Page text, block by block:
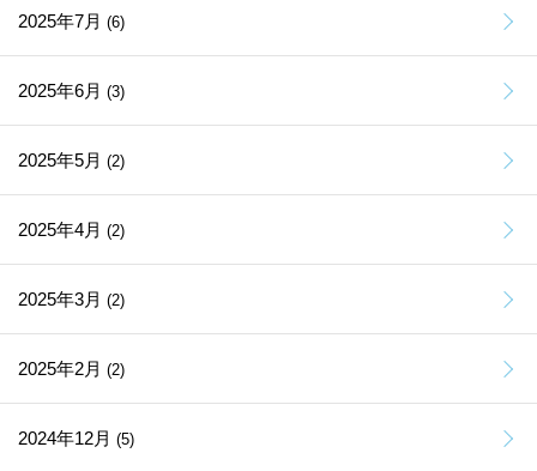
2025年7月 (6)
2025年6月 (3)
2025年5月 (2)
2025年4月 (2)
2025年3月 (2)
2025年2月 (2)
2024年12月 (5)